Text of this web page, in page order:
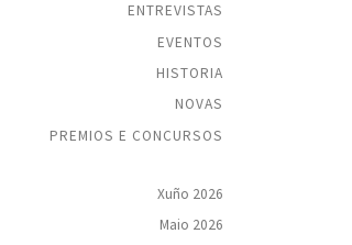
ENTREVISTAS
EVENTOS
HISTORIA
NOVAS
PREMIOS E CONCURSOS
Xuño 2026
Maio 2026